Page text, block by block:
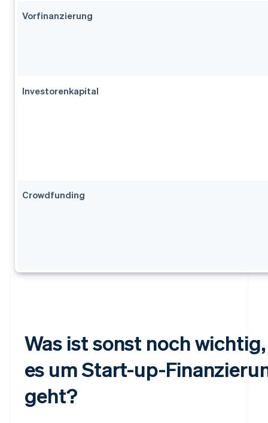
Vorfinanzierung
Investorenkapital
Crowdfunding
Was ist sonst noch
es um Start-up-
geht?